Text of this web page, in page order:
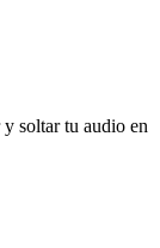
soltar tu audio en